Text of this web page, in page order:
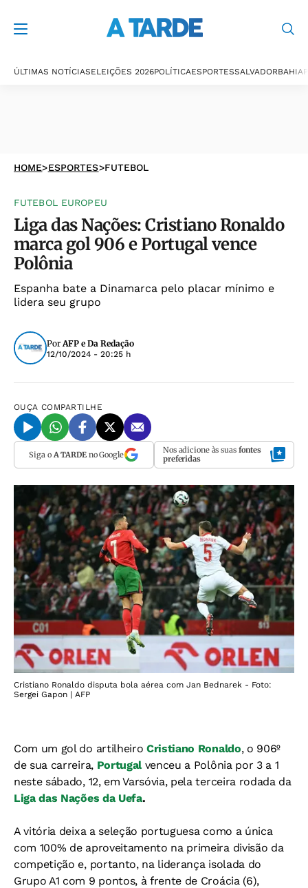
ÚLTIMAS NOTÍCIASELEIÇÕES 2026POLÍTICAESPORTESSALVADORBAHIA
HOME>ESPORTES>FUTEBOL
FUTEBOL EUROPEU
Liga das Nações: Cristiano Ronaldo
marca gol 906 e Portugal vence
Polônia
Espanha bate a Dinamarca pelo placar mínimo e
lidera seu grupo
PorAFP e Da Redação
12/10/2024 - 20:25 h
OUÇA COMPARTILHE
Siga o A TARDEno Google Nos adicione às suas fontes
preferidas
Cristiano Ronaldo disputa bola aérea com Jan Bednarek - Foto:
Sergei Gapon | AFP
Com um gol do artilheiro Cristiano Ronaldo, o 906º
de sua carreira, Portugalvenceu a Polônia por 3 a 1
neste sábado, 12, em Varsóvia, pela terceira rodada da
Liga das Nações da Uefa.
A vitória deixa a seleção portuguesa como a única
com 100% de aproveitamento na primeira divisão da
competição e, portanto, na liderança isolada do
Grupo A1 com 9 pontos, à frente de Croácia (6),